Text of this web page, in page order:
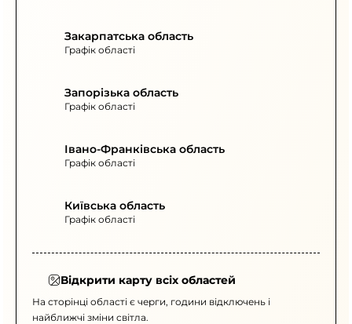
Закарпатська область
Графік області
Запорізька область
Графік області
Івано-Франківська область
Графік області
Київська область
Графік області
Відкрити карту всіх областей
На сторінці області є черги, години відключень і
найближчі зміни світла.